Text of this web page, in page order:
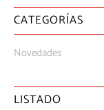
CATEGORÍAS
Novedades
LISTADO